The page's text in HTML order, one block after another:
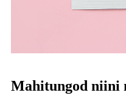
Mahitungod niini